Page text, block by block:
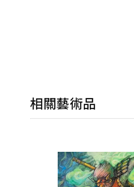
相關藝術品